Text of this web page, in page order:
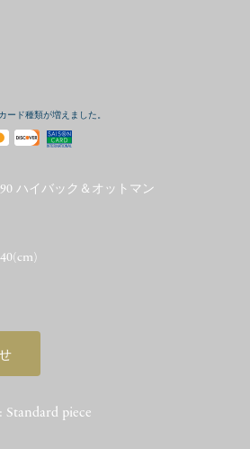
ード種類が増えました。
ハイバック＆オットマン
Standard piece